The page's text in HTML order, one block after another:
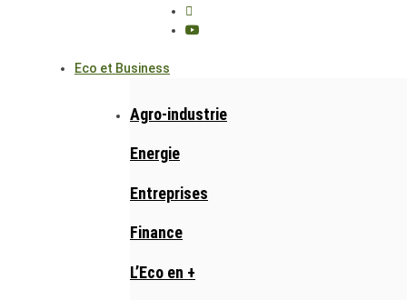
Eco et Business
Agro-industrie
Energie
Entreprises
Finance
L’Eco en +